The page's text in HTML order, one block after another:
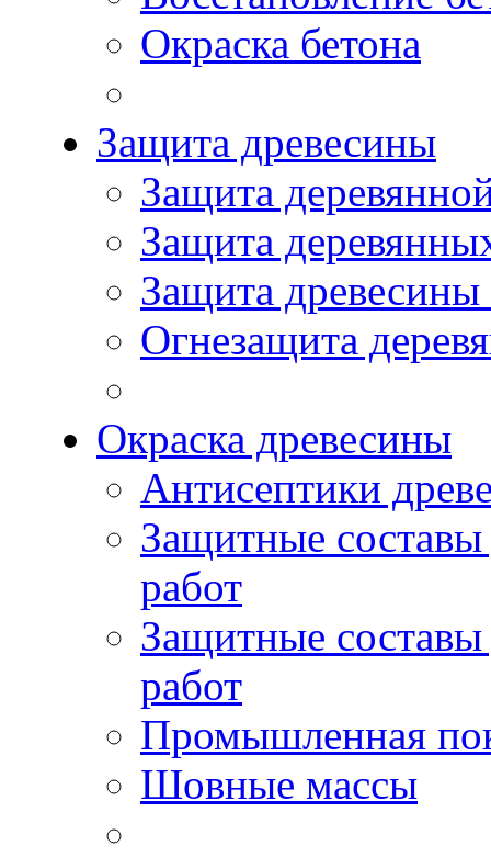
Окраска бетона
Защита древесины
Защита
Защита
Защита
Огнезащита
Окраска древесины
Антисептики
Защитные
работ
Защитные
работ
Промышленная
Шовные массы